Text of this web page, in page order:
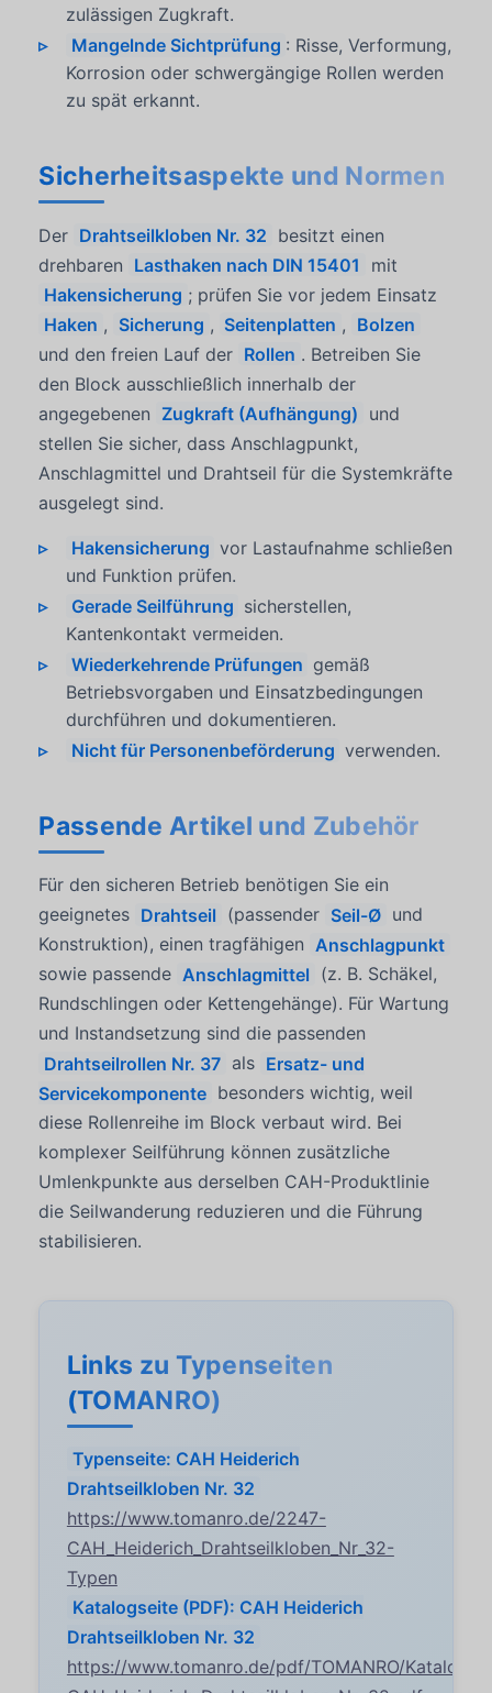
zulässigen Zugkraft.
Mangelnde Sichtprüfung : Risse, Verformung,
Korrosion oder schwergängige Rollen werden
zu spät erkannt.
Sicherheitsaspekte und Normen
Der Drahtseilkloben Nr. 32 besitzt einen
drehbaren Lasthaken nach DIN 15401
mit
Hakensicherung ; prüfen Sie vor jedem Einsatz
Haken , Sicherung , Seitenplatten , Bolzen
und den freien Lauf der Rollen . Betreiben Sie
den Block ausschließlich innerhalb der
angegebenen Zugkraft (Aufhängung) und
stellen Sie sicher, dass Anschlagpunkt,
Anschlagmittel und Drahtseil für die Systemkräfte
ausgelegt sind.
Hakensicherung vor Lastaufnahme schließen
und Funktion prüfen.
Gerade Seilführung sicherstellen,
Kantenkontakt vermeiden.
Wiederkehrende Prüfungen gemäß
Betriebsvorgaben und Einsatzbedingungen
durchführen und dokumentieren.
Nicht für Personenbeförderung verwenden.
Passende Artikel und Zubehör
Für den sicheren Betrieb benötigen Sie ein
geeignetes Drahtseil (passender Seil-Ø und
Konstruktion), einen tragfähigen Anschlagpunkt
sowie passende Anschlagmittel (z. B. Schäkel,
Rundschlingen oder Kettengehänge). Für Wartung
und Instandsetzung sind die passenden
Drahtseilrollen Nr. 37 als Ersatz- und
Servicekomponente besonders wichtig, weil
diese Rollenreihe im Block verbaut wird. Bei
komplexer Seilführung können zusätzliche
Umlenkpunkte aus derselben CAH-Produktlinie
die Seilwanderung reduzieren und die Führung
stabilisieren.
Links zu Typenseiten
(TOMANRO)
Typenseite: CAH Heiderich
Drahtseilkloben Nr. 32
https://www.tomanro.de/2247-
CAH_Heiderich_Drahtseilkloben_Nr_32-
Typen
Katalogseite (PDF): CAH Heiderich
Drahtseilkloben Nr. 32
https://www.tomanro.de/pdf/TOMANRO/